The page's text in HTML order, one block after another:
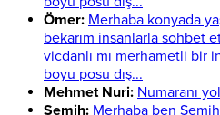
Ömer: Merhaba konyada
bekarım insanlarla sohbet
vicdanlı mı merhametli bir
boyu posu dış...
Mehmet Nuri: Numaranı
Semih: Merhaba ben